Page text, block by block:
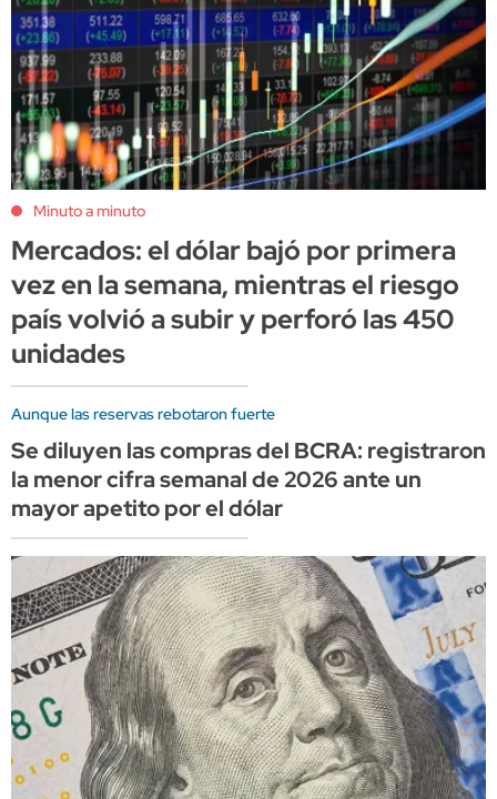
Minuto a minuto
Mercados: el dólar bajó por primera
vez en la semana, mientras el riesgo
país volvió a subir y perforó las 450
unidades
Aunque las reservas rebotaron fuerte
Se diluyen las compras del BCRA: registraron
la menor cifra semanal de 2026 ante un
mayor apetito por el dólar